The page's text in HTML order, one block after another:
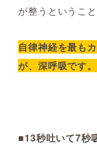
が整うということ
自律神経を最も
が、深呼吸です。
■13秒吐いて7秒